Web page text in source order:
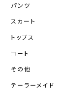
パンツ
スカート
トップス
コート
その他
テーラーメイド